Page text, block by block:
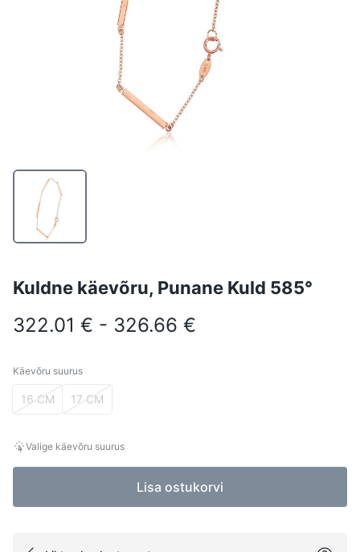
Kuldne käevõru, Punane Kuld 585°
322.01 € - 326.66 €
Käevõru suurus
Käevõru suurus
16 CM 17 CM
Valige käevõru suurus
Lisa ostukorvi